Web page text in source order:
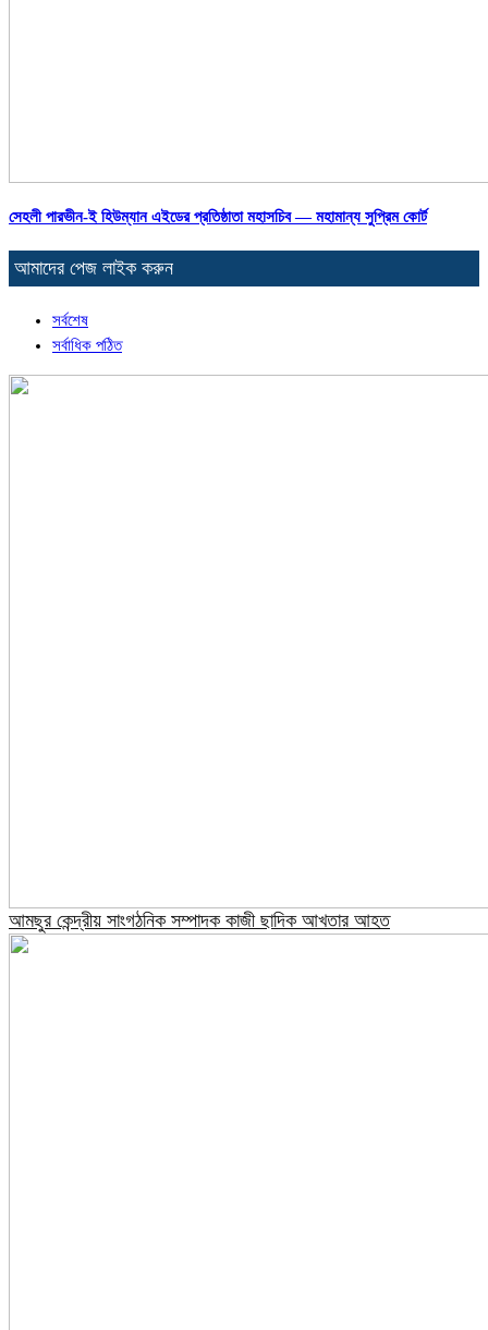
সেহলী পারভীন-ই হিউম্যান এইডের প্রতিষ্ঠাতা মহাসচিব — মহামান্য সুপ্রিম কোর্ট
আমাদের পেজ লাইক করুন
সর্বশেষ
সর্বাধিক পঠিত
আমছুর কেন্দ্রীয় সাংগঠনিক সম্পাদক কাজী ছাদিক আখতার আহত